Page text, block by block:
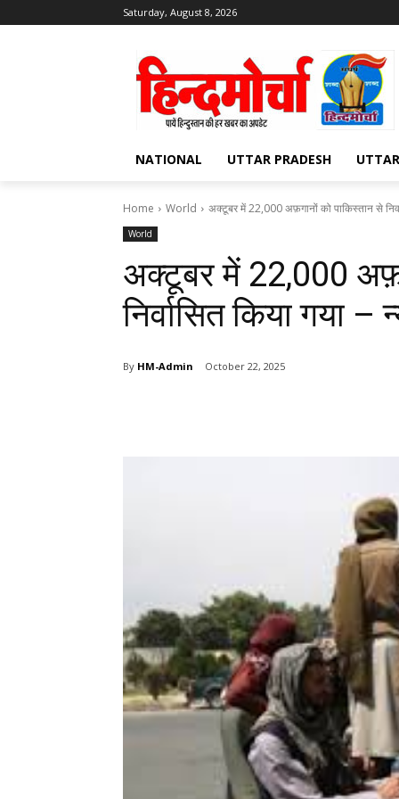
Saturday, August 8, 2026
NATIONAL UTTAR PRADESH
Home World अक्टूबर में 22,000 अफ़गानों को पाकिस्तान से
World
अक्टूबर में 22,000
निर्वासित किया गया
By HM-Admin October 22, 2025